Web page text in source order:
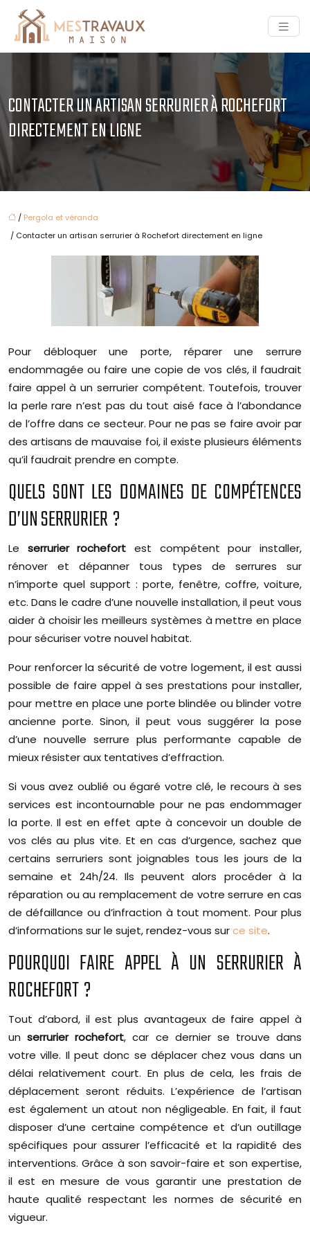
CONTACTER UN ARTISAN SERRURIER À ROCHEFORT
DIRECTEMENT EN LIGNE
/ Pergola et véranda
/ Contacter un artisan serrurier à Rochefort directement en ligne
Pour débloquer une porte, réparer une serrure
endommagée ou faire une copie de vos clés, il faudrait
faire appel à un serrurier compétent. Toutefois, trouver
la perle rare n’est pas du tout aisé face à l’abondance
de l’offre dans ce secteur. Pour ne pas se faire avoir par
des artisans de mauvaise foi, il existe plusieurs éléments
qu’il faudrait prendre en compte.
QUELS SONT LES DOMAINES DE COMPÉTENCES
D’UN SERRURIER ?
Le serrurier rochefort est compétent pour installer,
rénover et dépanner tous types de serrures sur
n’importe quel support : porte, fenêtre, coffre, voiture,
etc. Dans le cadre d’une nouvelle installation, il peut vous
aider à choisir les meilleurs systèmes à mettre en place
pour sécuriser votre nouvel habitat.
Pour renforcer la sécurité de votre logement, il est aussi
possible de faire appel à ses prestations pour installer,
pour mettre en place une porte blindée ou blinder votre
ancienne porte. Sinon, il peut vous suggérer la pose
d’une nouvelle serrure plus performante capable de
mieux résister aux tentatives d’effraction.
Si vous avez oublié ou égaré votre clé, le recours à ses
services est incontournable pour ne pas endommager
la porte. Il est en effet apte à concevoir un double de
vos clés au plus vite. Et en cas d’urgence, sachez que
certains serruriers sont joignables tous les jours de la
semaine et 24h/24. Ils peuvent alors procéder à la
réparation ou au remplacement de votre serrure en cas
de défaillance ou d’infraction à tout moment. Pour plus
d’informations sur le sujet, rendez-vous surce site.
POURQUOI FAIRE APPEL À UN SERRURIER À
ROCHEFORT ?
Tout d’abord, il est plus avantageux de faire appel à
unserrurier rochefort, car ce dernier se trouve dans
votre ville. Il peut donc se déplacer chez vous dans un
délai relativement court. En plus de cela, les frais de
déplacement seront réduits. L’expérience de l’artisan
est également un atout non négligeable. En fait, il faut
disposer d’une certaine compétence et d’un outillage
spécifiques pour assurer l’efficacité et la rapidité des
interventions. Grâce à son savoir-faire et son expertise,
il est en mesure de vous garantir une prestation de
haute qualité respectant les normes de sécurité en
vigueur.